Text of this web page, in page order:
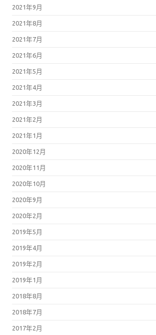
2021年9月
2021年8月
2021年7月
2021年6月
2021年5月
2021年4月
2021年3月
2021年2月
2021年1月
2020年12月
2020年11月
2020年10月
2020年9月
2020年2月
2019年5月
2019年4月
2019年2月
2019年1月
2018年8月
2018年7月
2017年2月